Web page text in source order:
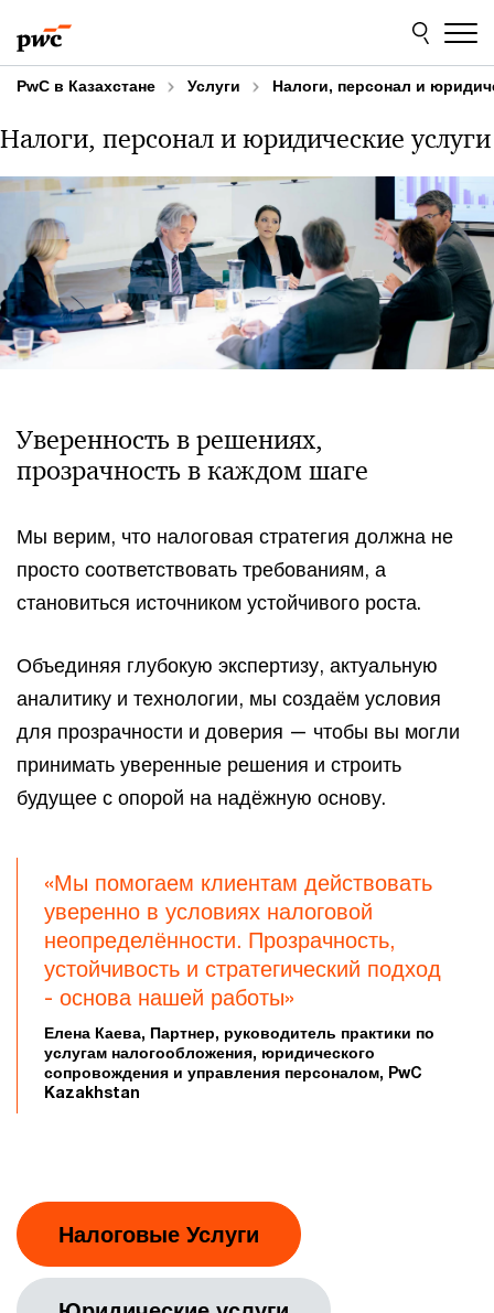
to
content
to
footer
PwC в Казахстане Услуги Налоги, персонал и
Налоги, персонал и юридические услуги
Уверенность в решениях,
прозрачность в каждом шаге
Мы верим, что налоговая стратегия должна не
просто соответствовать требованиям, а
становиться источником устойчивого роста.
Объединяя глубокую экспертизу, актуальную
аналитику и технологии, мы создаём условия
для прозрачности и доверия — чтобы вы могли
принимать уверенные решения и строить
будущее с опорой на надёжную основу.
«Мы помогаем клиентам действовать
уверенно в условиях налоговой
неопределённости. Прозрачность,
устойчивость и стратегический подход
- основа нашей работы»
Елена Каева, Партнер, руководитель практики по
услугам налогообложения, юридического
сопровождения и управления персоналом, PwC
Kazakhstan
Налоговые Услуги